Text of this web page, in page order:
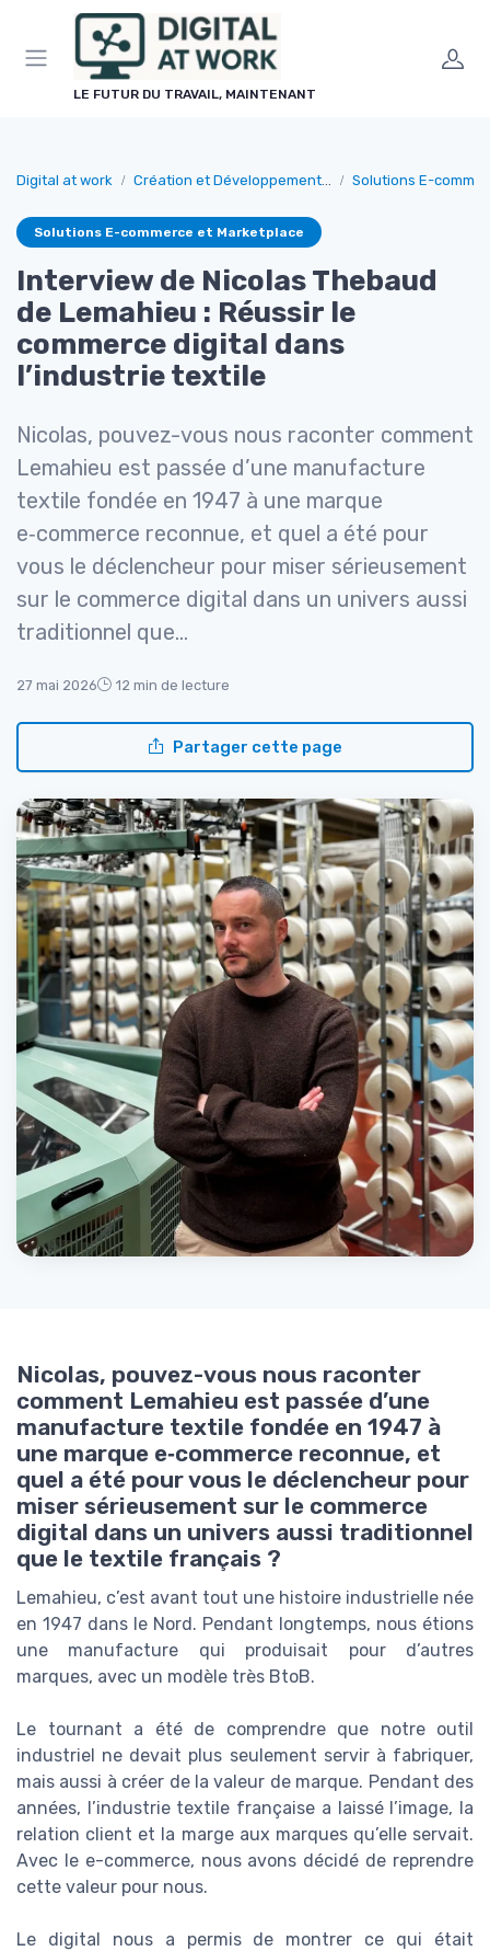
LE FUTUR DU TRAVAIL, MAINTENANT
Digital at work Création et Développement de Sites Web Solutions E-
Solutions E-commerce et Marketplace
Interview de Nicolas Thebaud
de Lemahieu : Réussir le
commerce digital dans
l’industrie textile
Nicolas, pouvez-vous nous raconter comment
Lemahieu est passée d’une manufacture
textile fondée en 1947 à une marque
e‑commerce reconnue, et quel a été pour
vous le déclencheur pour miser sérieusement
sur le commerce digital dans un univers aussi
traditionnel que...
27 mai 2026 12 min de lecture
Partager cette page
Nicolas, pouvez-vous nous raconter
comment Lemahieu est passée d’une
manufacture textile fondée en 1947 à
une marque e‑commerce reconnue, et
quel a été pour vous le déclencheur pour
miser sérieusement sur le commerce
digital dans un univers aussi traditionnel
que le textile français ?
Lemahieu, c’est avant tout une histoire industrielle née
en 1947 dans le Nord. Pendant longtemps, nous étions
une manufacture qui produisait pour d’autres
marques, avec un modèle très BtoB.
Le tournant a été de comprendre que notre outil
industriel ne devait plus seulement servir à fabriquer,
mais aussi à créer de la valeur de marque. Pendant des
années, l’industrie textile française a laissé l’image, la
relation client et la marge aux marques qu’elle servait.
Avec le e-commerce, nous avons décidé de reprendre
cette valeur pour nous.
Le digital nous a permis de montrer ce qui était
Panneau de gestion des cookies